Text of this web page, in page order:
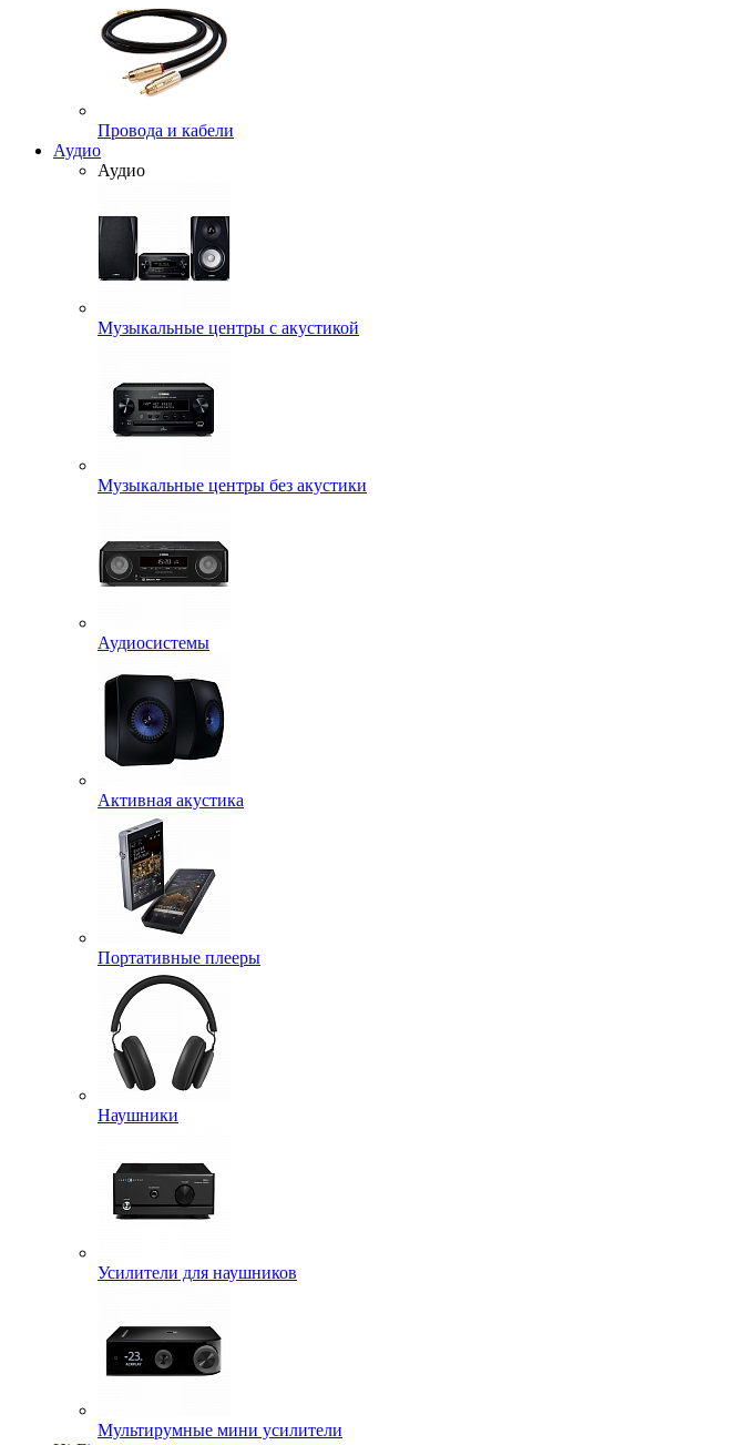
Провода и кабели
Аудио
Аудио
Музыкальные центры с акустикой
Музыкальные центры без акустики
Аудиосистемы
Активная акустика
Портативные плееры
Наушники
Усилители для наушников
Мультирумные мини усилители